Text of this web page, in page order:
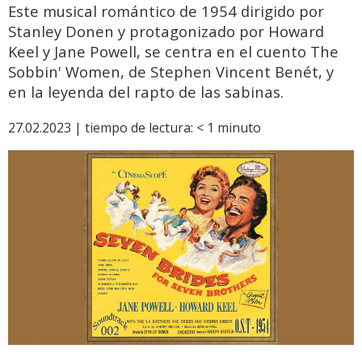
Este musical romántico de 1954 dirigido por
Stanley Donen y protagonizado por Howard
Keel y Jane Powell, se centra en el cuento The
Sobbin' Women, de Stephen Vincent Benét, y
en la leyenda del rapto de las sabinas.
27.02.2023 | tiempo de lectura: < 1 minuto